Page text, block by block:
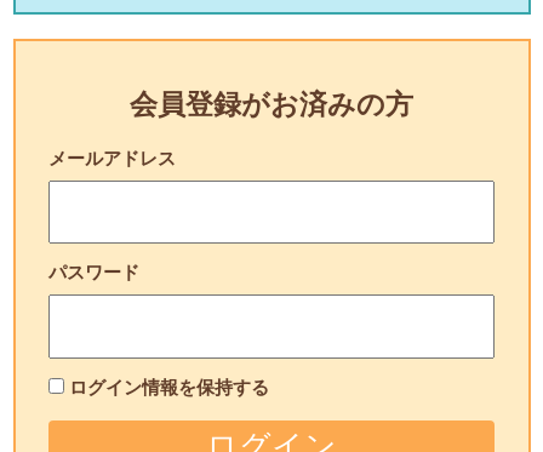
会員登録がお済みの方
メールアドレス
パスワード
ログイン情報を保持する